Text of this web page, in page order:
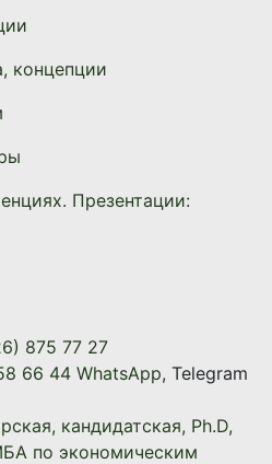
концепции
Презентации:
875 77 27
66 44 WhatsApp, Telegram
кандидатская, Ph.D,
по экономическим